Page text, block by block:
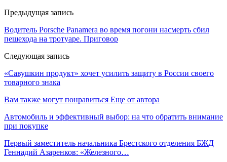
Предыдущая запись
Водитель Porsche Panamera во время погони насмерть сбил
пешехода на тротуаре. Приговор
Следующая запись
«Савушкин продукт» хочет усилить защиту в России своего
товарного знака
Вам также могут понравиться Еще от автора
Автомобиль и эффективный выбор: на что обратить внимание
при покупке
Первый заместитель начальника Брестского отделения БЖД
Геннадий Азаренков: «Железного…